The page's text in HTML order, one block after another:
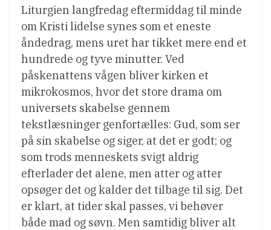
Liturgien langfredag eftermiddag til minde
om Kristi lidelse synes som et eneste
åndedrag, mens uret har tikket mere end et
hundrede og tyve minutter. Ved
påskenattens vågen bliver kirken et
mikrokosmos, hvor det store drama om
universets skabelse gennem
tekstlæsninger genfortælles: Gud, som ser
på sin skabelse og siger, at det er godt; og
som trods menneskets svigt aldrig
efterlader det alene, men atter og atter
opsøger det og kalder det tilbage til sig. Det
er klart, at tider skal passes, vi behøver
både mad og søvn. Men samtidig bliver alt